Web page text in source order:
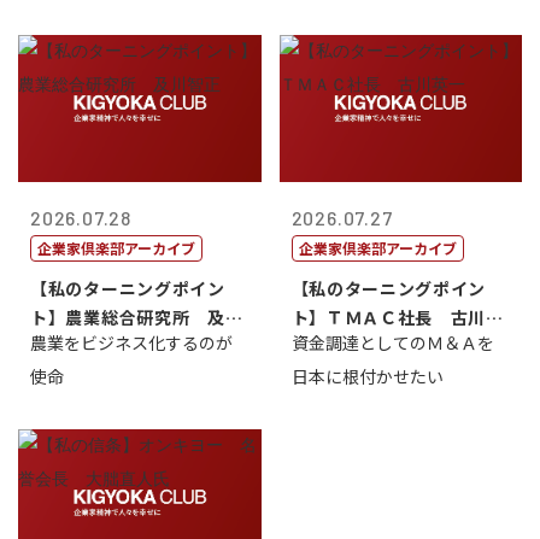
2026.07.28
企業家倶楽部アーカイブ
【私のターニングポイン
ト】農業総合研究所 及川
智正
農業をビジネス化するのが
使命
2026.07.27
企業家倶楽部アーカイブ
【私のターニングポイン
ト】ＴＭＡＣ社長 古川英
一
資金調達としてのＭ＆Ａを
日本に根付かせたい